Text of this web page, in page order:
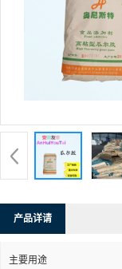
产品详请
主要用途